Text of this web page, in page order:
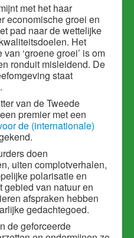
met het haar
economische groei en
pad naar de wettelijke
Het
‘groene groei’ is om
ronduit misleidend. De
staat
van de Tweede
premier met een
de (internationale)
doen
uiten complotverhalen,
polarisatie en
gebied van natuur en
afspraken hebben
gedachtegoed.
de geforceerde